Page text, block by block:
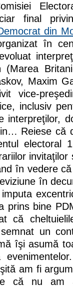
final
din
în
Maxim
vice-
inclusiv
interpreţilor,
Reiese că
electoral
în vedere
în
prins bine
că
un
îşi asumă
am fi
că nu am